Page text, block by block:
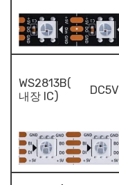
WS2813B(
내장 IC)
DC5V